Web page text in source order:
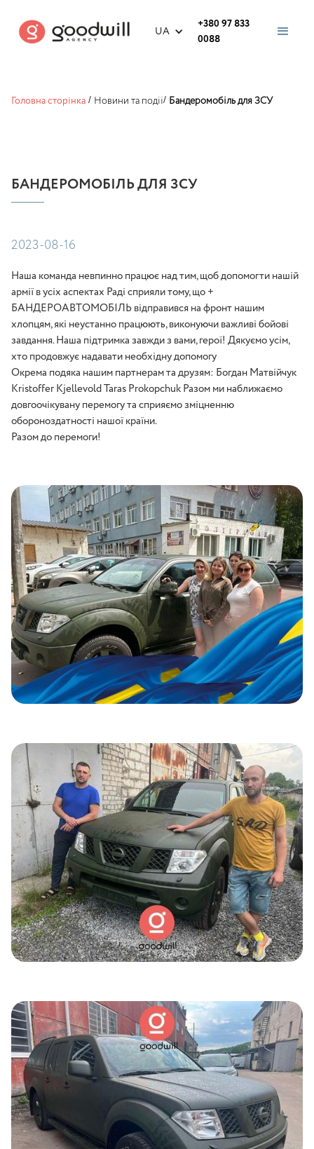
UA
+380 97 833
0088
Головна сторінка / Новини та події/ Бандеромобіль для ЗСУ
БАНДЕРОМОБІЛЬ ДЛЯ ЗСУ
2023-08-16
Наша команда невпинно працює над тим, щоб допомогти нашій
армії в усіх аспектах Раді сприяли тому, що +
БАНДЕРОАВТОМОБІЛЬ відправився на фронт нашим
хлопцям, які неустанно працюють, виконуючи важливі бойові
завдання. Наша підтримка завжди з вами, герої! Дякуємо усім,
хто продовжує надавати необхідну допомогу
Окрема подяка нашим партнерам та друзям: Богдан Матвійчук
Kristoffer Kjellevold Taras Prokopchuk Разом ми наближаємо
довгоочікувану перемогу та сприяємо зміцненню
обороноздатності нашої країни.
Разом до перемоги!